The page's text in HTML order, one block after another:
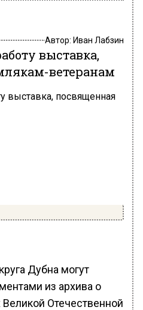
Автор: Иван Лабзин
выставка,
ветеранам
Дубна могут
из архива о
Отечественной